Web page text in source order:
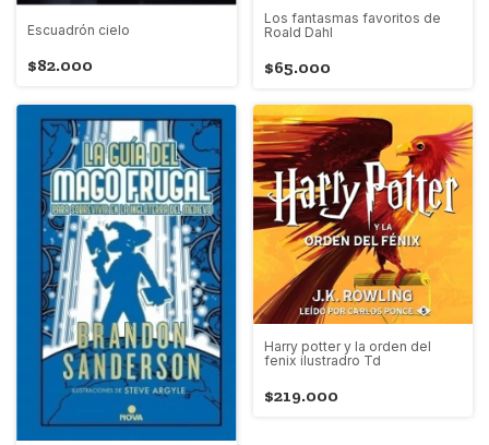
Escuadrón cielo
$82.000
Los fantasmas favoritos de
Roald Dahl
$65.000
Harry potter y la orden del
fenix ilustradro Td
$219.000